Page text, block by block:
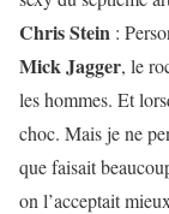
Chris Stein :
Mick Jagger, le
les hommes. Et
choc. Mais je ne
que faisait
on l’acceptait